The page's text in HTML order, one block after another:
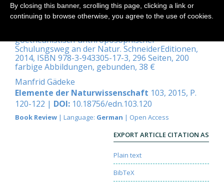
Bäume verstehen lernen
goetheanistisch-anthroposophischer
Schulungsweg an der Natur. SchneiderEditionen,
2014, ISBN 978-3-943305-17-3, 296 Seiten, 200
farbige Abbildungen, gebunden, 38 €
Manfrid Gädeke
Elemente der Naturwissenschaft 103, 2015, P.
120-122 | DOI: 10.18756/edn.103.120
Book Review | Language: German | Open Access
EXPORT ARTICLE CITATION AS
Plain text
BibTeX
By closing this banner, scrolling this page, clicking a link or
continuing to browse otherwise, you agree to the use of cookies.